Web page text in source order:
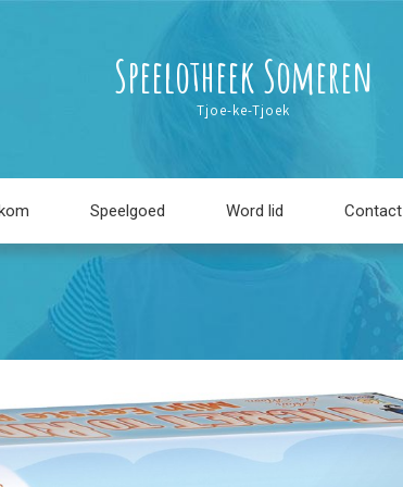
Speelotheek Someren
Tjoe-ke-Tjoek
Speelgoed Word lid Contact